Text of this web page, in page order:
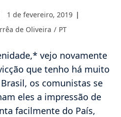
Post
1 de fevereiro, 2019
de Oliveira / PT
vejo novamente
que tenho há muito
os comunistas se
eles a impressão de
facilmente do País,